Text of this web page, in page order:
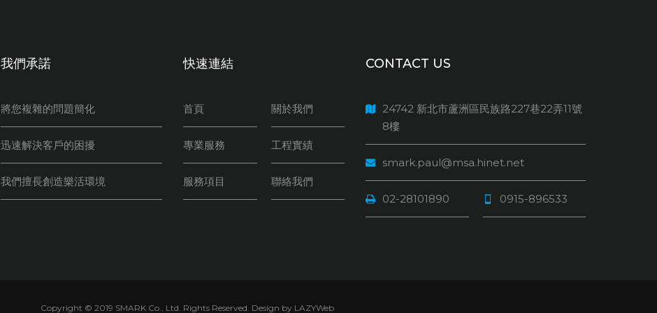
我們承諾
將您複雜的問題簡化
迅速解決客戶的困擾
我們擅長創造樂活環境
快速連結
首頁 關於我們
專業服務 工程實績
服務項目 聯絡我們
CONTACT US
24742 新北市蘆洲區民族路227巷22弄11號
8樓
smark.paul@msa.hinet.net
02-28101890 0915-896533
Copyright © 2019 SMARK Co., Ltd. Rights Reserved. Design by LAZYWeb